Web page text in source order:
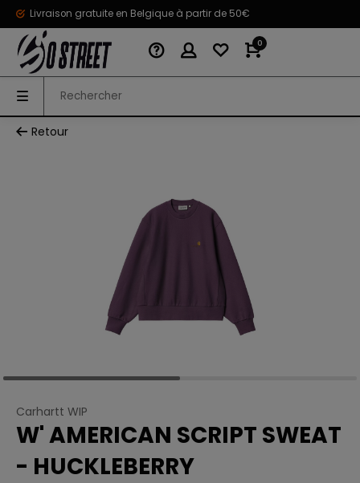
Livraison gratuite en Belgique à partir de 50€
0
Retour
Carhartt WIP
W' AMERICAN SCRIPT SWEAT
- HUCKLEBERRY